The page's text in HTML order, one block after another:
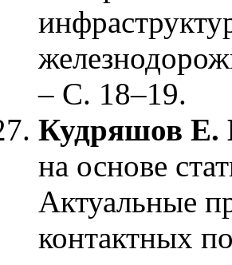
– С. 18–19.
Кудряшов Е.
на основе
Актуальные
контактных